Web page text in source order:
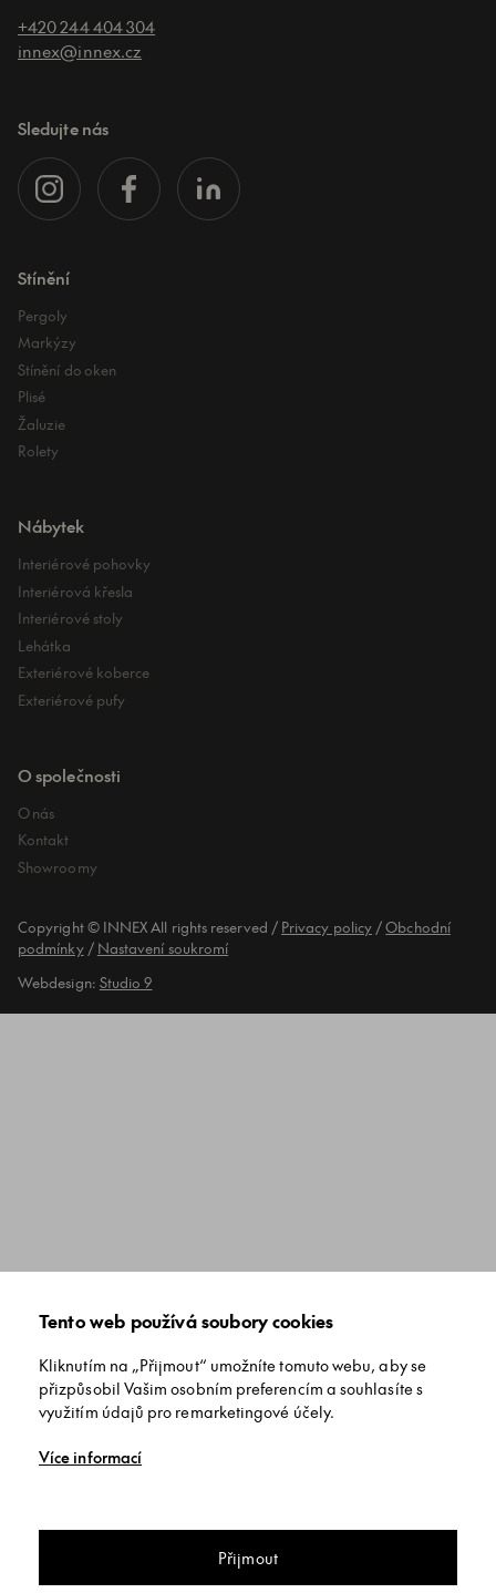
+420 244 404 304
innex@innex.cz
Sledujte nás
Stínění
Pergoly
Markýzy
Stínění do oken
Plisé
Žaluzie
Rolety
Nábytek
Interiérové pohovky
Interiérová křesla
Interiérové stoly
Lehátka
Exteriérové koberce
Exteriérové pufy
O společnosti
O nás
Kontakt
Showroomy
Copyright © INNEX All rights reserved / Privacy policy /Obchodní
podmínky/ Nastavení soukromí
Webdesign: Studio 9
Tento web používá soubory cookies
Kliknutím na „Přijmout“ umožníte tomuto webu, aby se
přizpůsobil Vašim osobním preferencím a souhlasíte s
využitím údajů pro remarketingové účely.
Více informací
Přijmout